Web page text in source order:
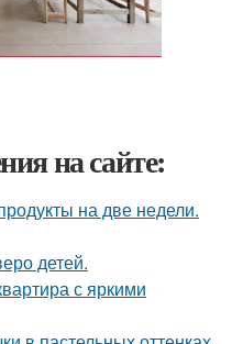
на сайте:
на две недели.
детей.
с яркими